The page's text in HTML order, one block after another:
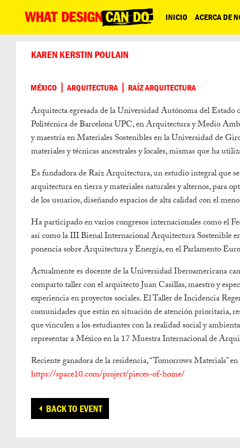
WhatINICIO ACERCA DE
KAREN KERSTIN POULAIN
MÉXICO ARQUITECTURA RAÍZ ARQUITECTURA
Arquitecta egresada de la Universidad Autónoma del
Politécnica de Barcelona UPC, en Arquitectura y Medio
y maestría en Materiales Sostenibles en la Universidad de
materiales y técnicas ancestrales y locales, mismas que ha
Es fundadora de Raíz Arquitectura, un estudio integral que
arquitectura en tierra y materiales naturales y alternos, para
de los usuarios, diseñando espacios de alta calidad con el
Ha participado en varios congresos internacionales como el
así como la III Bienal Internacional Arquitectura Sostenible
ponencia sobre Arquitectura y Energía, en el Parlamento
Actualmente es docente de la Universidad Iberoamericana
comparto taller con el arquitecto Juan Casillas, maestro y
experiencia en proyectos sociales. El Taller de Incidencia
comunidades que están en situación de atención prioritaria,
que vinculen a los estudiantes con la realidad social y
representar a México en la 17 Muestra Internacional de
Reciente ganadora de la residencia, “Tomorrows Materials”
https://space10.com/project/pieces-of-home/
BACK TO EVENT